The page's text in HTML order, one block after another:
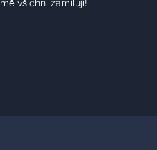
všichni zamilují!